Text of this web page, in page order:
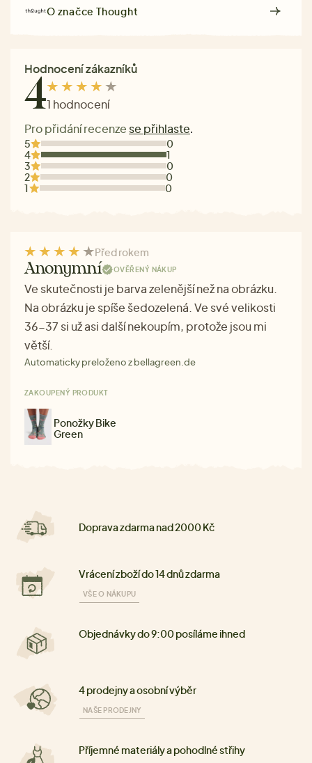
O značceThought
Hodnocení zákazníků
41 hodnocení
Pro přidání recenze se přihlaste.
5
0
4
1
3
0
2
0
1
0
Před rokem
Anonymní OVĚŘENÝ NÁKUP
Ve skutečnosti je barva zelenější než na obrázku.
Na obrázku je spíše šedozelená. Ve své velikosti
36-37 si už asi další nekoupím, protože jsou mi
větší.
Automaticky preloženo z bellagreen.de
ZAKOUPENÝ PRODUKT
Ponožky Bike
Green
Doprava zdarma nad 2000 Kč
Vrácení zboží do 14 dnů zdarma
VŠE O NÁKUPU
Objednávky do 9:00 posíláme ihned
4 prodejny a osobní výběr
NAŠE PRODEJNY
Příjemné materiály a pohodlné střihy